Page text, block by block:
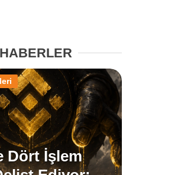
XRP Haberleri
Memecoin Haberleri
Stablecoin Haberleri
Facebook
Dört İşlem